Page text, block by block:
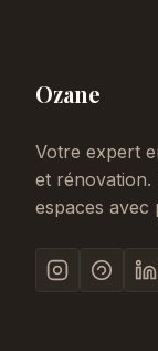
Ozane
Votre expert
et
espaces avec